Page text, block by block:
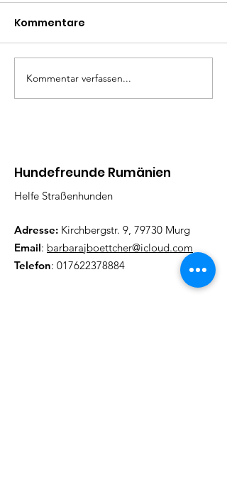
Kommentare
Kommentar verfassen...
Hundefreunde Rumänien
Helfe Straßenhunden
Adresse: Kirchbergstr. 9, 79730 Murg
Email: barbarajboettcher@icloud.com
Telefon: 017622378884